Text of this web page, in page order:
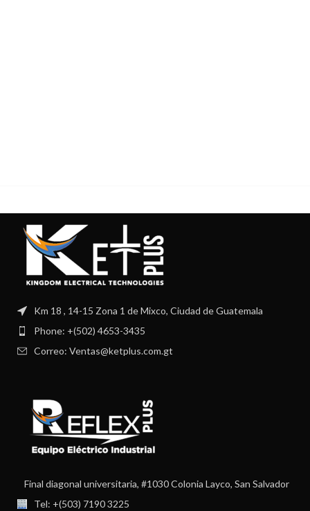
Km 18 , 14-15 Zona 1 de Mixco, Ciudad de Guatemala
Phone: +(502) 4653-3435
Correo: Ventas@ketplus.com.gt
Final diagonal universitaria, #1030 Colonia Layco, San Salvador
Tel: +(503) 7190 3225